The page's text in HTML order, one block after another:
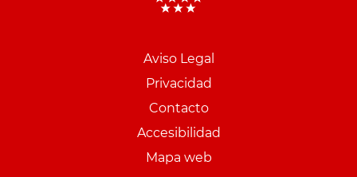
Aviso Legal
Privacidad
Contacto
Accesibilidad
Mapa web